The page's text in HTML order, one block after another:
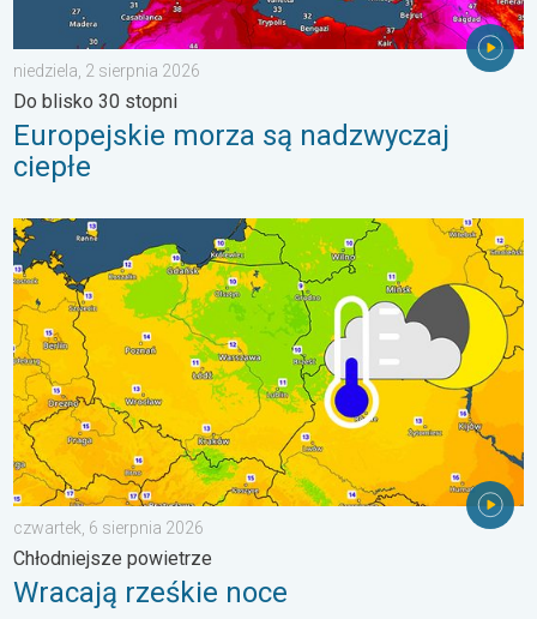
niedziela, 2 sierpnia 2026
Do blisko 30 stopni
Europejskie morza są nadzwyczaj
ciepłe
Wracają rześkie noce. Chłodniejsze powietrze. . . czwartek, 6
czwartek, 6 sierpnia 2026
Chłodniejsze powietrze
Wracają rześkie noce